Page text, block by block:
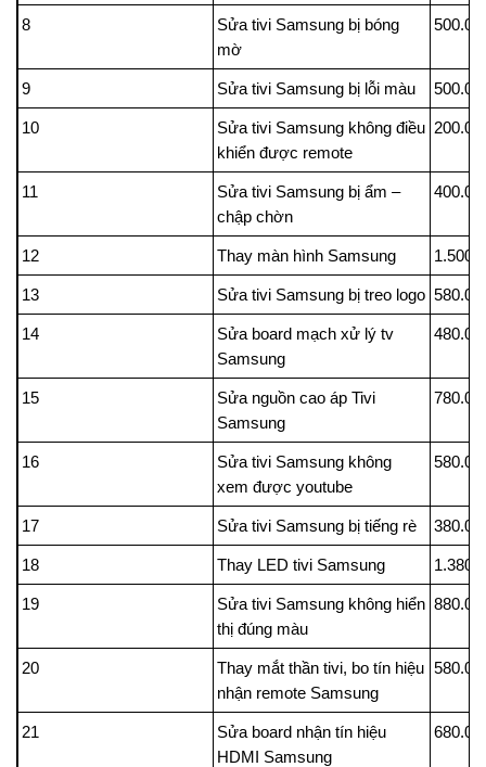
8
Sửa tivi Samsung bị bóng
mờ
9 Sửa tivi Samsung bị lỗi màu
10
Sửa tivi Samsung không điều
khiển được remote
11
Sửa tivi Samsung bị ẩm –
chập chờn
12 Thay màn hình Samsung
13 Sửa tivi Samsung bị treo logo
14
Sửa board mạch xử lý tv
Samsung
15
Sửa nguồn cao áp Tivi
Samsung
16
Sửa tivi Samsung không
xem được youtube
17 Sửa tivi Samsung bị tiếng rè
18 Thay LED tivi Samsung
19
Sửa tivi Samsung không hiển
thị đúng màu
20
Thay mắt thần tivi, bo tín hiệu
nhận remote Samsung
21
Sửa board nhận tín hiệu
HDMI Samsung